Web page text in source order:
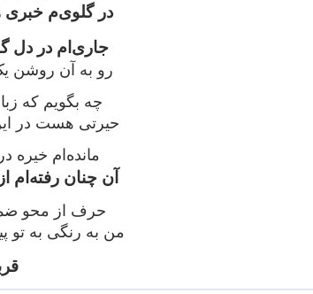
در گلوی‌م
جاری‌ام در دل
رو به آن روشن
چه بگویم که
حیرتی هست در
مانده‌ام خیره
آن چنان
حرف از محو
من به رنگی به تو